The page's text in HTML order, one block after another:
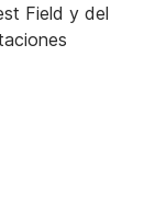
Field y del